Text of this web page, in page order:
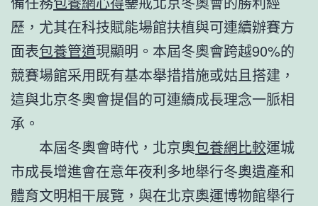
歷，尤其在科技賦能場館扶植與可連續辦賽方
面表包養管道現顯明。本屆冬奧會跨越90%的
競賽場館采用既有基本舉措措施或姑且搭建，
這與北京冬奧會提倡的可連續成長理念一脈相
承。
本屆冬奧會時代，北京奧包養網比較運城
市成長增進會在意年夜利多地舉行冬奧遺產和
體育文明相干展覽，與在北京奧運博物館舉行